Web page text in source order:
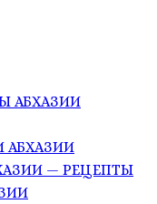
АБХАЗИИ
АБХАЗИИ
— РЕЦЕПТЫ